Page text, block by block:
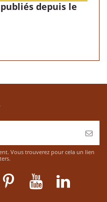
depuis le
Vous trouverez pour cela un lien